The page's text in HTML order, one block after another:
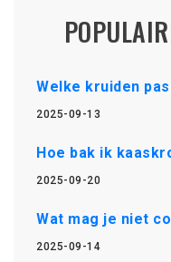
Welke kruiden
2025-09-13
Hoe bak ik
2025-09-20
Wat mag je niet
2025-09-14